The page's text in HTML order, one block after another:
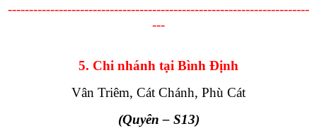
-----------------------------------------------------------------------
---
5. Chi nhánh tại Bình Định
Vân Triêm, Cát Chánh, Phù Cát
(Quyên – S13)